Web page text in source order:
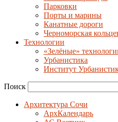
Парковки
Порты и марины
Канатные дороги
Черноморская
Технологии
«Зелёные»
Урбанистика
Институт
Поиск
Архитектура Сочи
АрхКалендарь